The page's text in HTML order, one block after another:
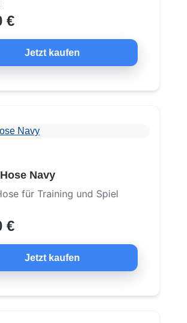
€
Jetzt kaufen
Navy
für Training und Spiel
€
Jetzt kaufen